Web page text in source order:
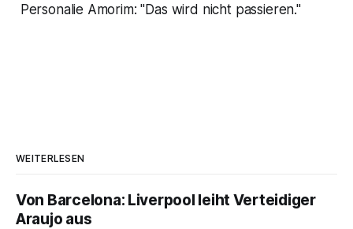
Personalie Amorim: "Das wird nicht passieren."
WEITERLESEN
Von Barcelona: Liverpool leiht Verteidiger
Araujo aus